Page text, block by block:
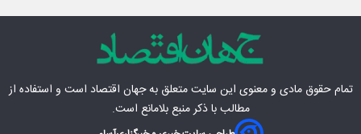
تمام حقوق مادی‌ و معنوی این سایت متعلق بهجهان اقتصاد است و استفاده از
مطالب با ذکر منبع بلامانع است.